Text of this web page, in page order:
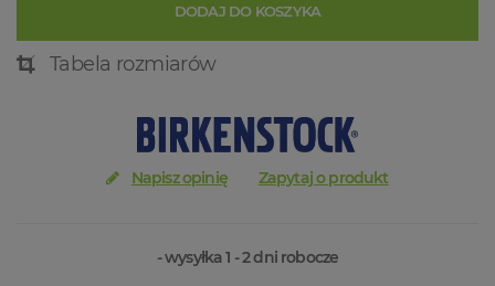
DODAJ DO KOSZYKA
Tabela rozmiarów
Napisz opinię Zapytaj o produkt
- wysyłka 1 - 2 dni robocze